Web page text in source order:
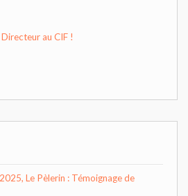
au CIF !
Le Pèlerin : Témoignage de